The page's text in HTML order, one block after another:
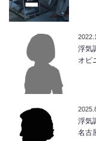
浮気
オ
浮
名